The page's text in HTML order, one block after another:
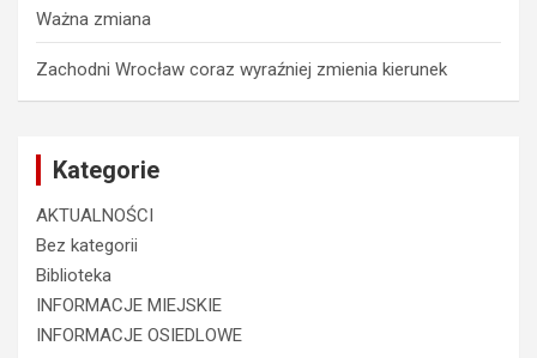
Ważna zmiana
Zachodni Wrocław coraz wyraźniej zmienia kierunek
Kategorie
AKTUALNOŚCI
Bez kategorii
Biblioteka
INFORMACJE MIEJSKIE
INFORMACJE OSIEDLOWE